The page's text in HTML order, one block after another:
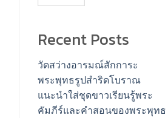
Recent Posts
วัดสว่างอารมณ์สักการะ
พระพุทธรูปสำริดโบราณ
แนะนำใส่ชุดขาวเรียนรู้พระ
คัมภีร์และคำสอนของพระพุทธ